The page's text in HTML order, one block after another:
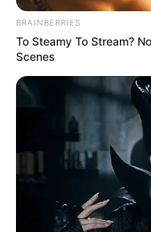
BRAINBERRIES
To Steamy To Stream?
Scenes